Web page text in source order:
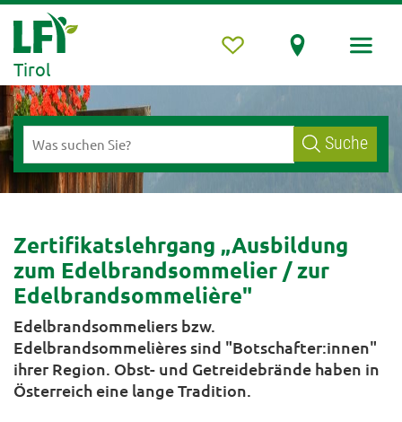
Tirol
Suche
Zertifikatslehrgang „Ausbildung
zum Edelbrandsommelier / zur
Edelbrandsommelière"
Edelbrandsommeliers bzw.
Edelbrandsommelières sind "Botschafter:innen"
ihrer Region. Obst- und Getreidebrände haben in
Österreich eine lange Tradition.